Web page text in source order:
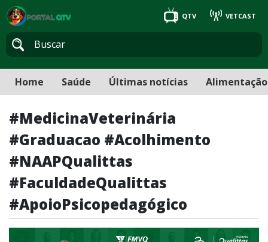
QTV VETCAST
Home Saúde Últimas notícias Alimentação
#MedicinaVeterinária
#Graduacao #Acolhimento
#NAAPQualittas
#FaculdadeQualittas
#ApoioPsicopedagógico